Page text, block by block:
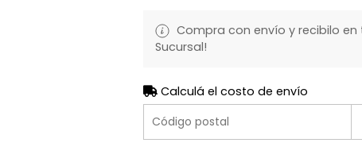
Compra con envío y recibilo en
Sucursal!
Calculá el costo de envío